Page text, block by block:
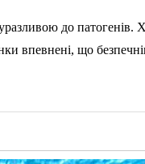
до
впевнені, що